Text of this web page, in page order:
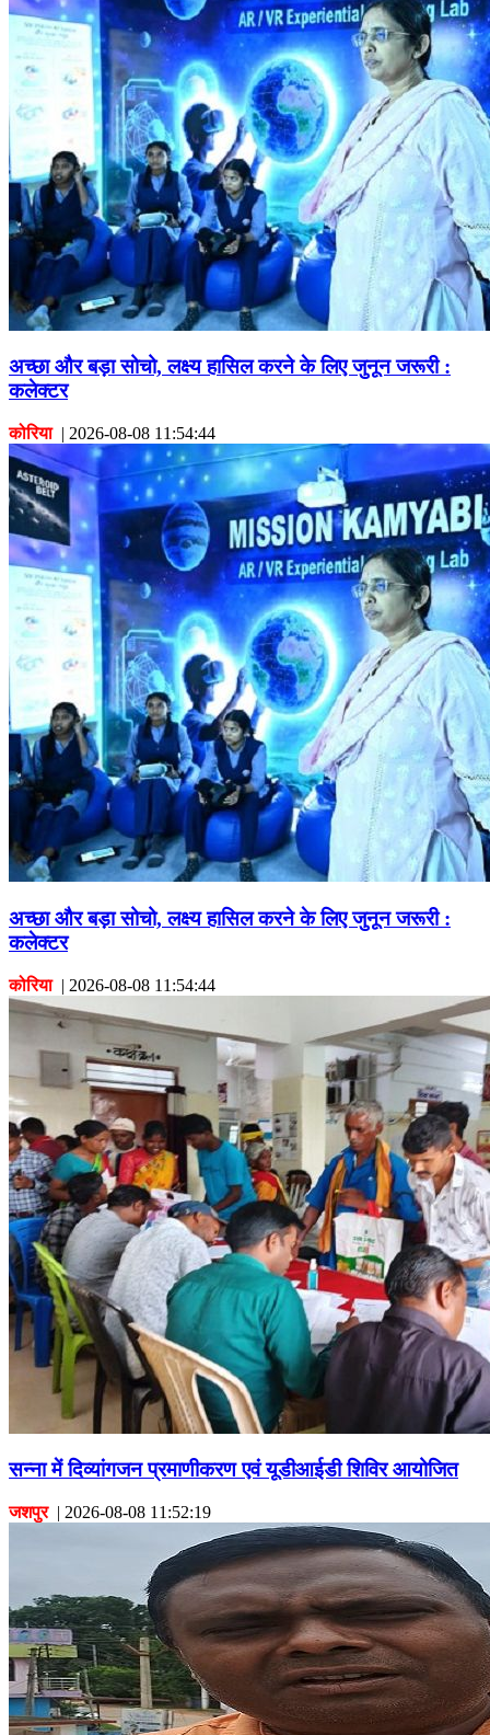
अच्छा और बड़ा सोचो, लक्ष्य हासिल करने के लिए जुनून जरूरी :
कलेक्टर
कोरिया| 2026-08-08 11:54:44
अच्छा और बड़ा सोचो, लक्ष्य हासिल करने के लिए जुनून जरूरी :
कलेक्टर
कोरिया| 2026-08-08 11:54:44
सन्ना में दिव्यांगजन प्रमाणीकरण एवं यूडीआईडी शिविर आयोजित
जशपुर| 2026-08-08 11:52:19